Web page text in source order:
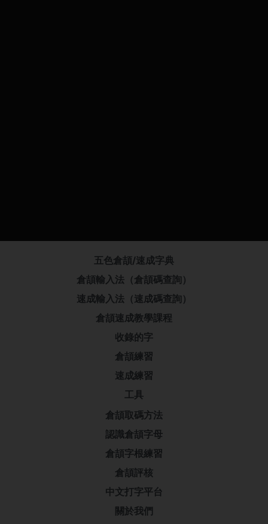
五色倉頡/速成字典
倉頡輸入法（倉頡碼查詢）
速成輸入法（速成碼查詢）
倉頡速成教學課程
收錄的字
倉頡練習
速成練習
工具
倉頡取碼方法
認識倉頡字母
倉頡字根練習
倉頡評核
中文打字平台
關於我們